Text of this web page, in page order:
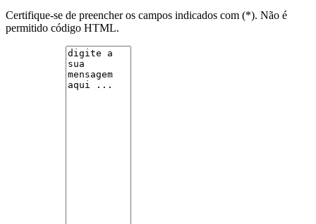
Certifique-se de preencher os campos indicados com (*). Não é
permitido código HTML.